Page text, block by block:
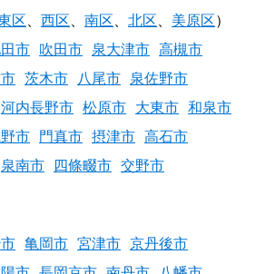
区 西区 南区 北区 美原区）
市 吹田市 泉大津市 高槻市
茨木市 八尾市
泉佐野市
河内長野市 松原市 大東市 和泉市
市 門真市 摂津市 高石市
泉南市 四條畷市 交野市
亀岡市 宮津市 京丹後市